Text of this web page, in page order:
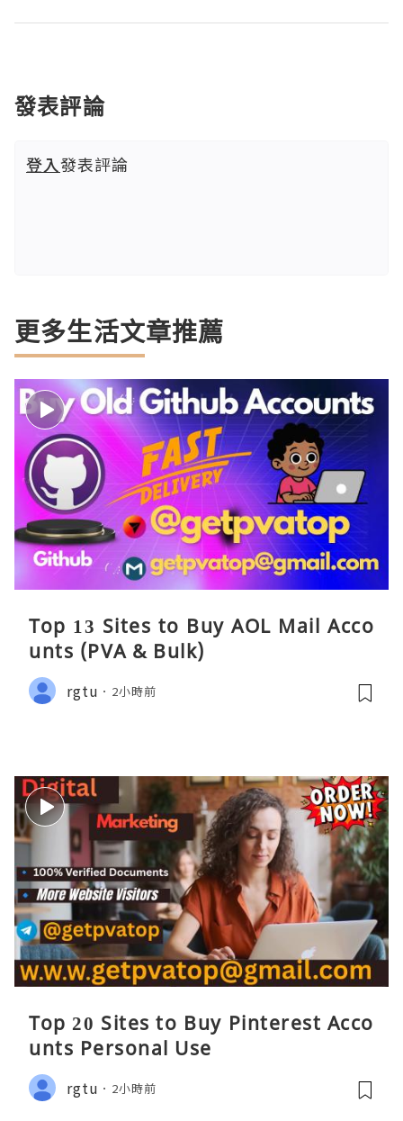
發表評論
登入發表評論
更多生活文章推薦
Top 13 Sites to Buy AOL Mail Acco
unts (PVA & Bulk)
rgtu 2小時前
Top 20 Sites to Buy Pinterest Acco
unts Personal Use
rgtu 2小時前